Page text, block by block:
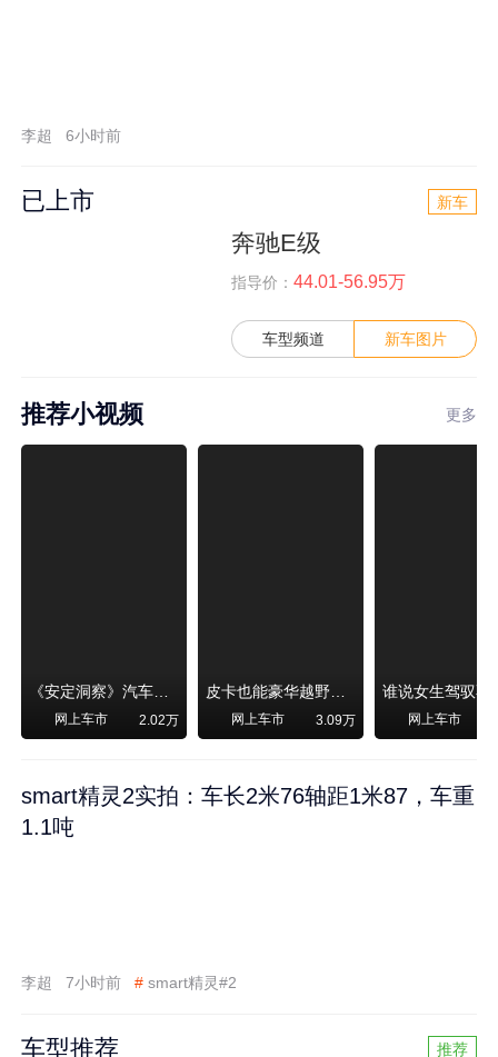
李超 6小时前
已上市 新车
奔驰E级
指导价： 44.01-56.95万
车型频道 新车图片
推荐小视频 更多
《安定洞察》汽车烧不烧油，和石油安全无关！
网上车市 2.02万
皮卡也能豪华越野！纵横F700上市，限时卖29.99万起
网上车市 3.09万 网上车市
smart精灵2实拍：车长2米76轴距1米87，车重
1.1吨
李超 7小时前 # smart精灵#2
车型推荐 推荐